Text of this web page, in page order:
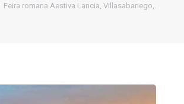
Feira romana Aestiva Lancia, Villasabariego,…